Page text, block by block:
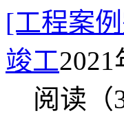
[工程案
竣工2021
阅读（